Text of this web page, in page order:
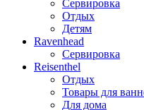
Сервировка
Отдых
Детям
Ravenhead
Сервировка
Reisenthel
Отдых
Товары для
Для дома